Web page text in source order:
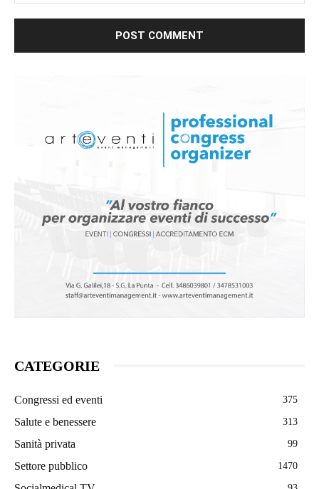
CATEGORIE
Congressi ed eventi 375
Salute e benessere 313
Sanità privata 99
Settore pubblico 1470